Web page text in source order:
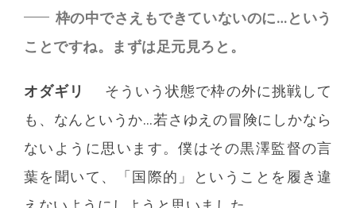
枠の中でさえもできていないのに…という
ことですね。まずは足元見ろと。
オダギリ
そういう状態で枠の外に挑戦して
も、なんというか…若さゆえの冒険にしかなら
ないように思います。僕はその黒澤監督の言
葉を聞いて、「国際的」ということを履き違